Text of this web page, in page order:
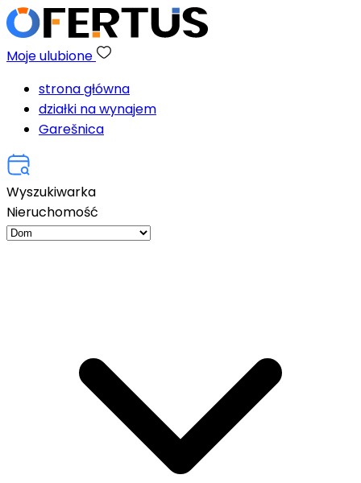
Moje ulubione
strona główna
działki na wynajem
Garešnica
Wyszukiwarka
Nieruchomość